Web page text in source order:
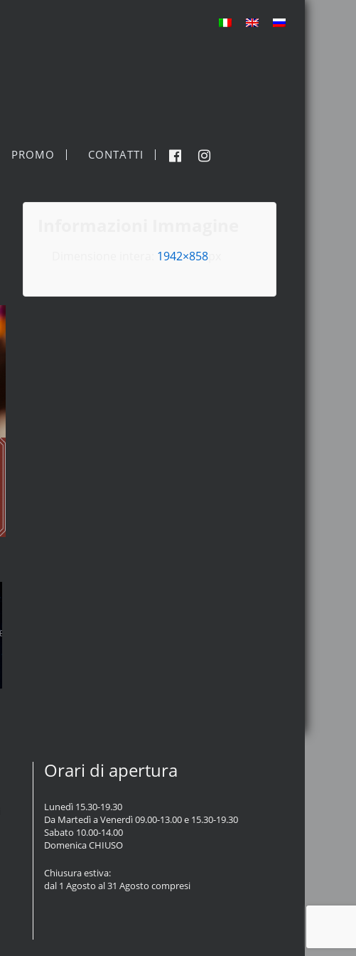
PROMO CONTATTI
1942×858px
Orari di apertura
Lunedì 15.30-19.30
Da Martedì a Venerdì 09.00-13.00 e 15.30-19.30
Sabato 10.00-14.00
Domenica CHIUSO
Chiusura estiva:
dal 1 Agosto al 31 Agosto compresi